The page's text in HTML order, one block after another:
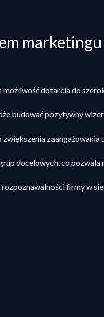
możliwość dotarcia do
budować pozytywny
zwiększenia
docelowych, co pozwala
firmy w